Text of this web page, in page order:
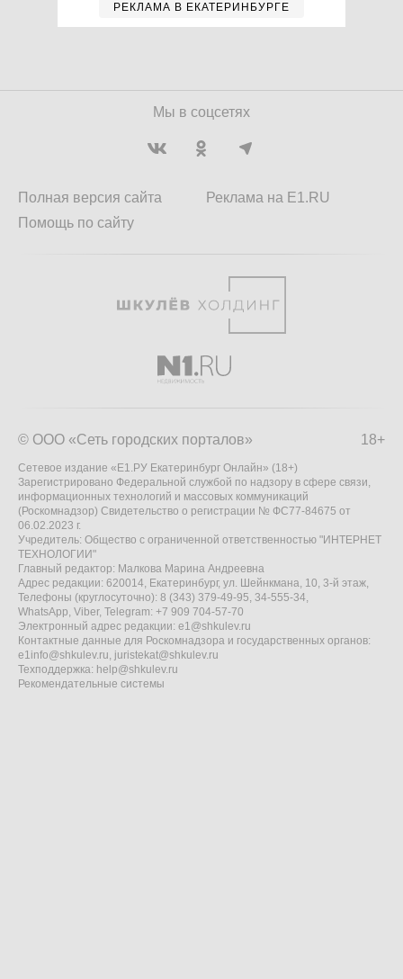
РЕКЛАМА В ЕКАТЕРИНБУРГЕ
Мы в соцсетях
Полная версия сайта
Помощь по сайту
Реклама на E1.RU
18+
© ООО «Сеть городских порталов»
Сетевое издание «Е1.РУ Екатеринбург Онлайн» (18+)
Зарегистрировано Федеральной службой по надзору в сфере связи,
информационных технологий и массовых коммуникаций
(Роскомнадзор) Свидетельство о регистрации № ФС77-84675 от
06.02.2023 г.
Учредитель: Общество с ограниченной ответственностью "ИНТЕРНЕТ
ТЕХНОЛОГИИ"
Главный редактор: Малкова Марина Андреевна
Адрес редакции: 620014, Екатеринбург, ул. Шейнкмана, 10, 3-й этаж,
Телефоны (круглосуточно): 8 (343) 379-49-95, 34-555-34,
WhatsApp, Viber, Telegram: +7 909 704-57-70
Электронный адрес редакции: e1@shkulev.ru
Контактные данные для Роскомнадзора и государственных органов:
e1info@shkulev.ru, juristekat@shkulev.ru
Техподдержка: help@shkulev.ru
Рекомендательные системы